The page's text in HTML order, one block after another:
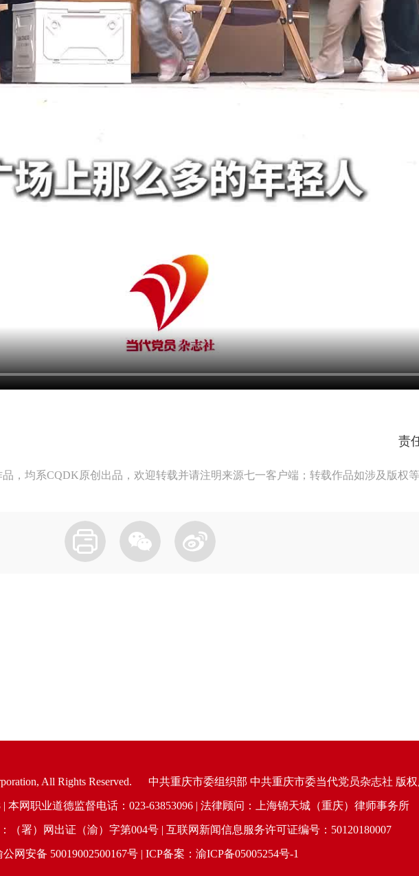
责
，均系CQDK原创出品，欢迎转载并请注明来源七一客户端；转载作品如涉及版权
All Rights Reserved. 中共重庆市委组织部 中共重庆市委当代党员杂志社 版
| 本网职业道德监督电话：023-63853096 | 法律顾问：上海锦天城（重庆）律师事务所
（署）网出证（渝）字第004号 | 互联网新闻信息服务许可证编号：50120180007
公网安备 50019002500167号 | ICP备案：渝ICP备05005254号-1